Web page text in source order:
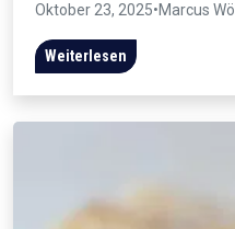
Oktober 23, 2025•Marcus Wöll
Weiterlesen